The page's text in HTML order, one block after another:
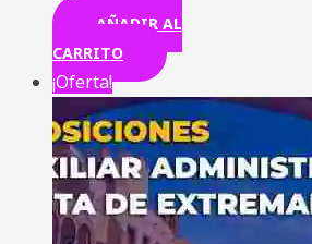
AÑADIR AL
CARRITO
¡Oferta!